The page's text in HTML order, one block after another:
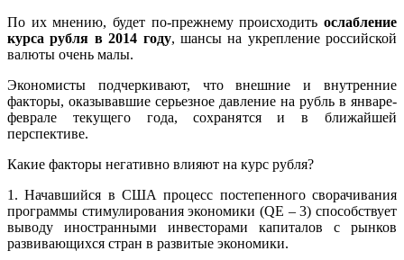
По их мнению, будет по-прежнему происходить ослабление
курса рубля в 2014 году, шансы на укрепление российской
валюты очень малы.
Экономисты подчеркивают, что внешние и внутренние
факторы, оказывавшие серьезное давление на рубль в январе-
феврале текущего года, сохранятся и в ближайшей
перспективе.
Какие факторы негативно влияют на курс рубля?
1. Начавшийся в США процесс постепенного сворачивания
программы стимулирования экономики (QE – 3) способствует
выводу иностранными инвесторами капиталов с рынков
развивающихся стран в развитые экономики.